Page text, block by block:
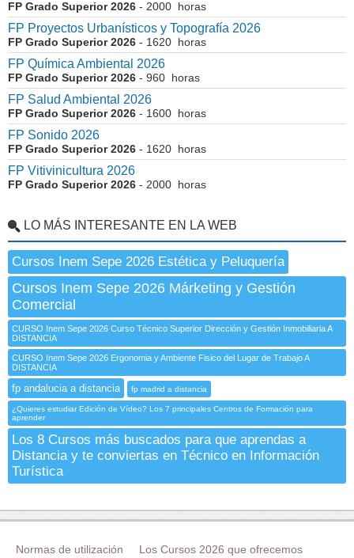
FP Grado Superior 2026 - 2000 horas
FP Proyectos Urbanísticos y Topografía 2026
FP Grado Superior 2026 - 1620 horas
FP Química Ambiental 2026
FP Grado Superior 2026 - 960 horas
FP Salud Ambiental 2026
FP Grado Superior 2026 - 1600 horas
FP Sonido 2026
FP Grado Superior 2026 - 1620 horas
FP Vitivinicultura 2026
FP Grado Superior 2026 - 2000 horas
LO MÁS INTERESANTE EN LA WEB
Cursos Inem Sepe 2026 Estética y Peluquería
Cursos Inem Sepe 2026 Márketing y Gestión
Comercial
CURSO Inem Sepe 2026 Curso Técnico Superior Dirección y Gestión Inmobiliaria A
DISTANCIA
CURSO Inem Sepe 2026 Ergonomia y Ambiente Fisico del Lugar de Trabajo A
DISTANCIA
fp andalucia a distancia fp madrid a distancia
¿Quieres estudiar Edición de Vídeo? Los 7 principales Centros de Formación para
aprender
Los 8 Cursos más buscados para que aprendas a
Distancia y te conviertas en Técnico en Información
Turística
Normas de utilización
Los Cursos 2026 que ofrecemos